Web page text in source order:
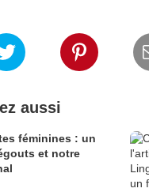
aussi
féminines : un
et notre